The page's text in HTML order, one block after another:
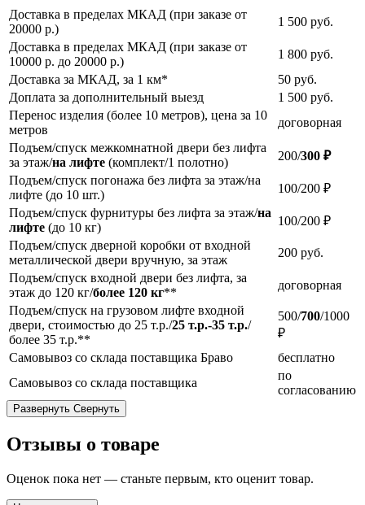
Доставка в пределах МКАД (при заказе от
20000 р.)
1 500 руб.
Доставка в пределах МКАД (при заказе от
10000 р. до 20000 р.)
1 800 руб.
Доставка за МКАД, за 1 км*
50 руб.
Доплата за дополнительный выезд
1 500 руб.
Перенос изделия (более 10 метров), цена за 10
метров
договорная
Подъем/спуск межкомнатной двери без лифта
за этаж/на лифте (комплект/1 полотно) 200/300 ₽
Подъем/спуск погонажа без лифта за этаж/на
лифте (до 10 шт.)
100/200 ₽
Подъем/спуск фурнитуры без лифта за этаж/на
лифте (до 10 кг)
100/200 ₽
Подъем/спуск дверной коробки от входной
металлической двери вручную, за этаж
200 руб.
Подъем/спуск входной двери без лифта, за
этаж до 120 кг/более 120 кг**
договорная
Подъем/спуск на грузовом лифте входной
двери, стоимостью до 25 т.р./25 т.р.-35 т.р./
более 35 т.р.**
500/700/1000
₽
Самовывоз со склада поставщика Браво
бесплатно
Самовывоз со склада поставщика
по
согласованию
Развернуть Свернуть
Отзывы о товаре
Оценок пока нет — станьте первым, кто оценит товар.